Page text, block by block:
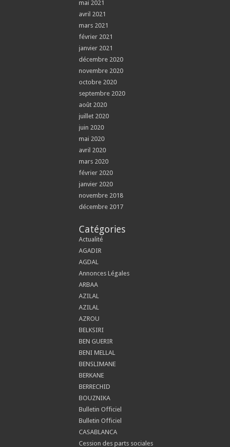
mai 2021
avril 2021
mars 2021
février 2021
janvier 2021
décembre 2020
novembre 2020
octobre 2020
septembre 2020
août 2020
juillet 2020
juin 2020
mai 2020
avril 2020
mars 2020
février 2020
janvier 2020
novembre 2018
décembre 2017
Catégories
Actualité
AGADIR
AGDAL
Annonces Légales
ARBAA
AZILAL
AZILAL
AZROU
BELKSIRI
BEN GUERIR
BENI MELLAL
BENSLIMANE
BERKANE
BERRECHID
BOUZNIKA
Bulletin Officiel
Bulletin Officiel
CASABLANCA
Cession des parts sociales